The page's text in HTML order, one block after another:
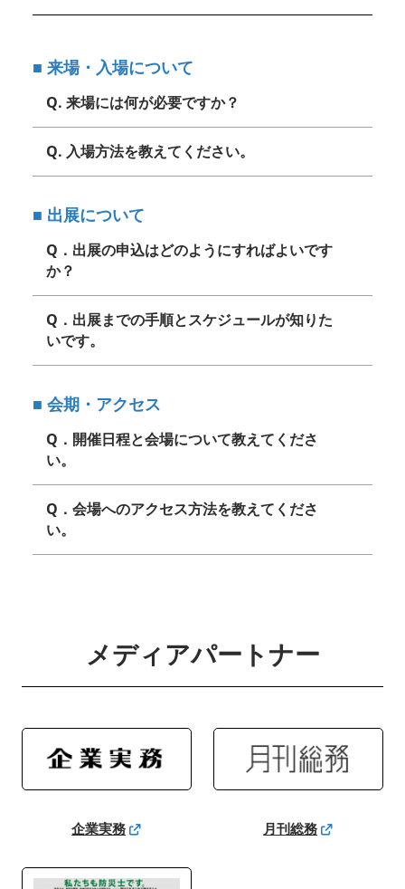
■ 来場・入場について
Q. 来場には何が必要ですか？
Q. 入場方法を教えてください。
■ 出展について
Q．出展の申込はどのようにすればよいです
か？
Q．出展までの手順とスケジュールが知りた
いです。
■ 会期・アクセス
Q．開催日程と会場について教えてくださ
い。
Q．会場へのアクセス方法を教えてくださ
い。
メディアパートナー
企業実務 月刊総務